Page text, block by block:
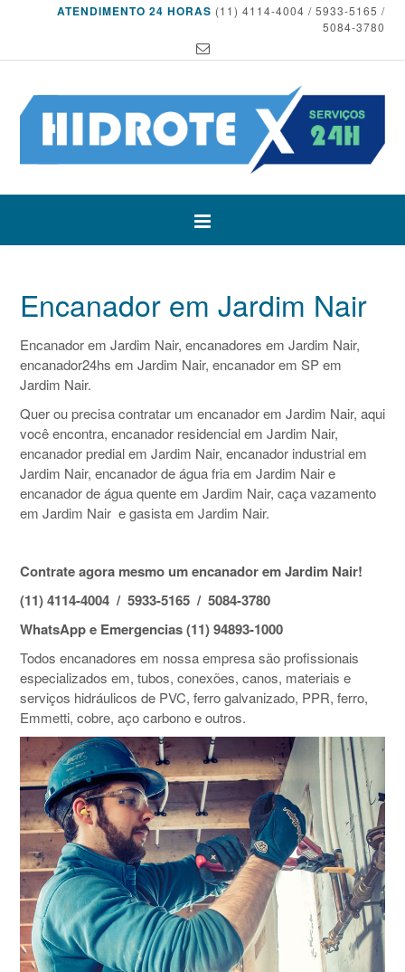
ATENDIMENTO 24 HORAS (11) 4114-4004 / 5933-5165 /
5084-3780
Encanador em Jardim Nair
Encanador em Jardim Nair, encanadores em Jardim Nair,
encanador24hs em Jardim Nair, encanador em SP em
Jardim Nair.
Quer ou precisa contratar um encanador em Jardim Nair, aqui
você encontra, encanador residencial em Jardim Nair,
encanador predial em Jardim Nair, encanador industrial em
Jardim Nair, encanador de água fria em Jardim Nair e
encanador de água quente em Jardim Nair, caça vazamento
em Jardim Nair e gasista em Jardim Nair.
Contrate agora mesmo um encanador em Jardim Nair!
(11) 4114-4004 / 5933-5165 / 5084-3780
WhatsApp e Emergencias (11) 94893-1000
Todos encanadores em nossa empresa são profissionais
especializados em, tubos, conexões, canos, materiais e
serviços hidráulicos de PVC, ferro galvanizado, PPR, ferro,
Emmetti, cobre, aço carbono e outros.